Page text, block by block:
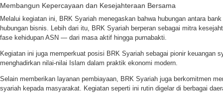
Membangun Kepercayaan dan Kesejahteraan Bersama
Melalui kegiatan ini, BRK Syariah menegaskan bahwa hubungan antara
hubungan bisnis. Lebih dari itu, BRK Syariah berperan sebagai mitra
fase kehidupan ASN — dari masa aktif hingga purnabakti.
Kegiatan ini juga memperkuat posisi BRK Syariah sebagai pionir keuangan
menghadirkan nilai-nilai Islam dalam praktik ekonomi modern.
Selain memberikan layanan pembiayaan, BRK Syariah juga berkomitmen
syariah kepada masyarakat. Kegiatan seperti ini rutin digelar di berbagai